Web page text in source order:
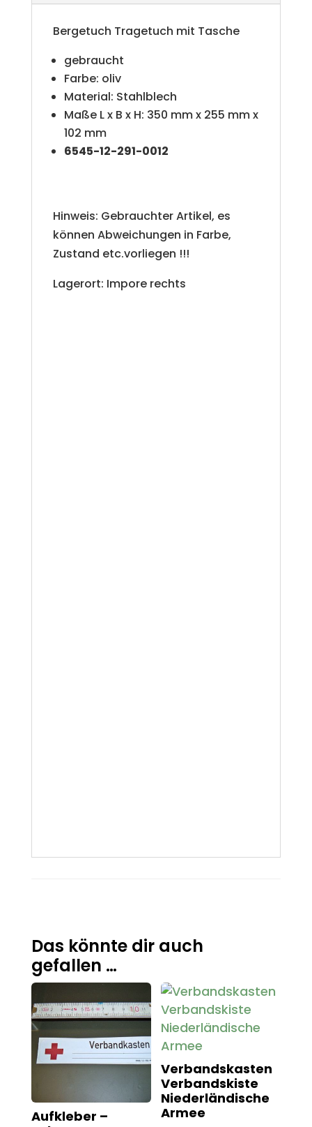
Bergetuch Tragetuch mit Tasche
gebraucht
Farbe: oliv
Material: Stahlblech
Maße L x B x H: 350 mm x 255 mm x
102 mm
6545-12-291-0012
Hinweis: Gebrauchter Artikel, es
können Abweichungen in Farbe,
Zustand etc.vorliegen !!!
Lagerort: Impore rechts
Das könnte dir auch
gefallen …
Aufkleber –
Verbandskasten
Verbandskiste
Niederländische
Armee